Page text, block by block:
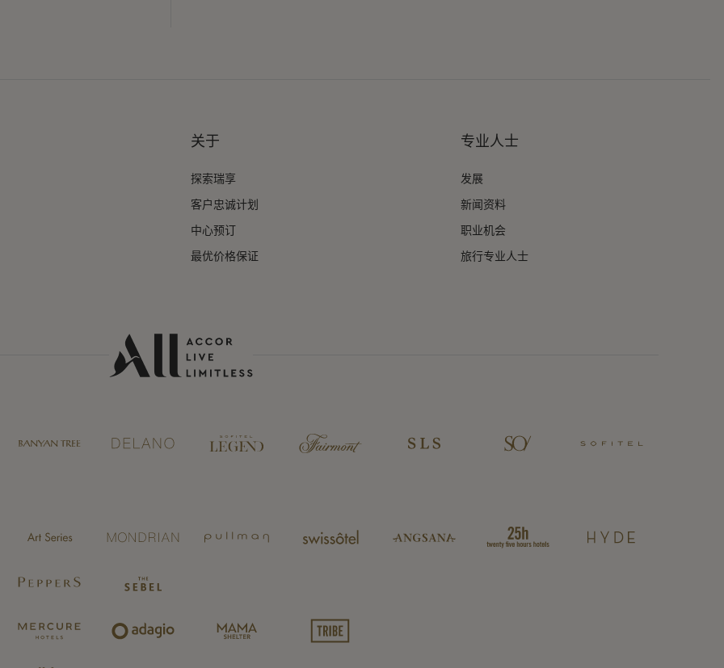
关于
探索瑞享
客户忠诚计划
中心预订
最优价格保证
专业人士
发展
新闻资料
职业机会
旅行专业人士